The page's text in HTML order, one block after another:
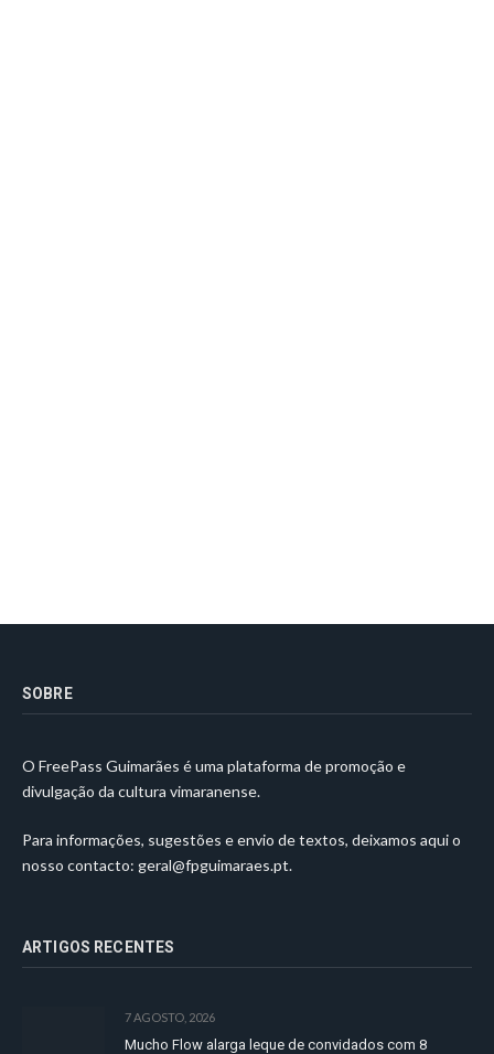
SOBRE
O FreePass Guimarães é uma plataforma de promoção e
divulgação da cultura vimaranense.
Para informações, sugestões e envio de textos, deixamos aqui o
nosso contacto: geral@fpguimaraes.pt.
ARTIGOS RECENTES
7 AGOSTO, 2026
Mucho Flow alarga leque de convidados com 8